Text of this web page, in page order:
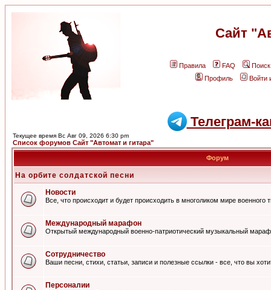
Сайт
Правила FAQ
Поиск
Профиль
Войти
Телеграм-
Текущее время Вс Авг 09, 2026 6:30 pm
Список форумов Сайт "Автомат и гитара"
Форум
На орбите солдатской песни
Новости
Все, что происходит и будет происходить в многоликом мире военного
Международный марафон
Открытый международный военно-патриотический музыкальный
Сотрудничество
Ваши песни, стихи, статьи, записи и полезные ссылки - все, что вы
Персоналии